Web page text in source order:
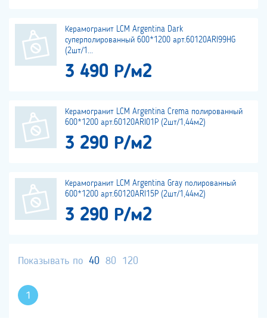
Керамогранит LCM Argentina Dark
суперполированный 600*1200 арт.60120ARI99HG
(2шт/1...
3 490 Р/м2
Керамогранит LCM Argentina Crema полированный
600*1200 арт.60120ARI01P (2шт/1,44м2)
3 290 Р/м2
Керамогранит LCM Argentina Gray полированный
600*1200 арт.60120ARI15P (2шт/1,44м2)
3 290 Р/м2
Показывать по 40 80 120
1